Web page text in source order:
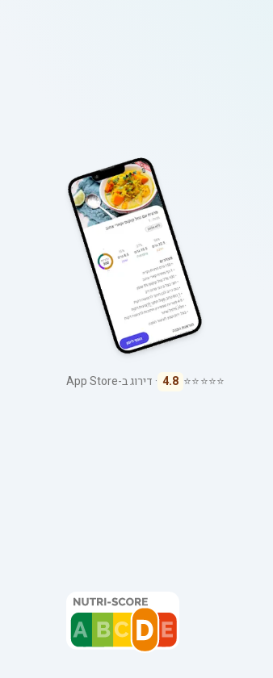
⭐⭐⭐⭐⭐
4.8 · דירוג ב-App Store